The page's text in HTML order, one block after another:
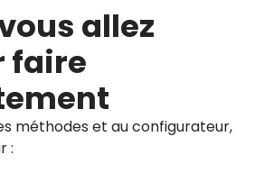
allez
faire
méthodes et au configurateur,
: